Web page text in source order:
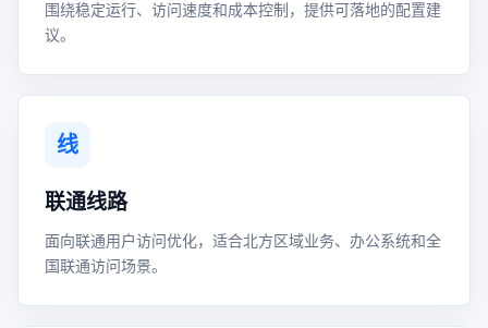
围绕稳定运行、访问速度和成本控制，提供可落地的配置建
议。
线
联通线路
面向联通用户访问优化，适合北方区域业务、办公系统和全
国联通访问场景。